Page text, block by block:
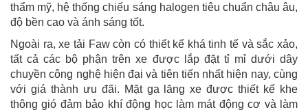
thẩm mỹ, hệ thống chiếu sáng halogen tiêu chuẩn châu âu,
độ bền cao và ánh sáng tốt.
Ngoài ra, xe tải Faw còn có thiết kế khá tinh tế và sắc xảo,
tất cả các bộ phận trên xe được lắp đặt tỉ mỉ dưới dây
chuyền công nghệ hiện đại và tiên tiến nhất hiện nay, cùng
với giá thành ưu đãi. Mặt ga lăng xe được thiết kế khe
thông gió đảm bảo khí động học làm mát động cơ và làm